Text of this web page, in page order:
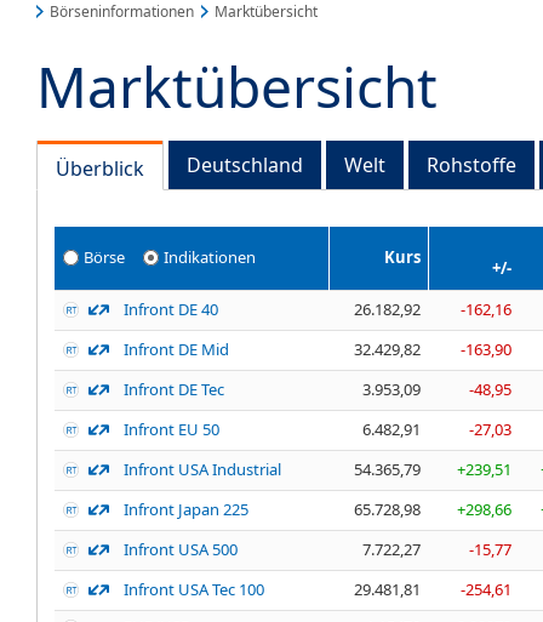
Börseninformationen Marktübersicht
Marktübersicht
Überblick Deutschland Welt Rohstoffe
Börse Indikationen Kurs
+/-
Infront DE 40
26.182,92
-162,16
Infront DE Mid
32.429,82
-163,90
Infront DE Tec
3.953,09
-48,95
Infront EU 50
6.482,91
-27,03
Infront USA Industrial
54.365,79 +239,51
Infront Japan 225
65.728,98 +298,66
Infront USA 500
7.722,27
-15,77
Infront USA Tec 100
29.481,81
-254,61